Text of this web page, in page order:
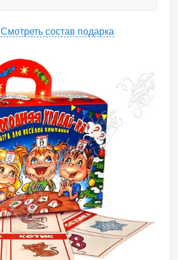
Смотреть состав подарка